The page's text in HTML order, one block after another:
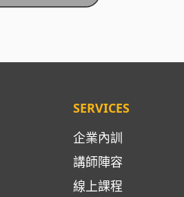
SERVICES
企業內訓
講師陣容
線上課程